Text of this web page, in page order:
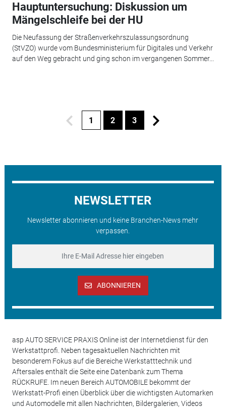
Hauptuntersuchung: Diskussion um
Mängelschleife bei der HU
Die Neufassung der Straßenverkehrszulassungsordnung
(StVZO) wurde vom Bundesministerium für Digitales und Verkehr
auf den Weg gebracht und ging schon im vergangenen Sommer...
1 2 3
NEWSLETTER
Newsletter abonnieren und keine Branchen-News mehr
verpassen.
ABONNIEREN
asp AUTO SERVICE PRAXIS Online ist der Internetdienst für den
Werkstattprofi. Neben tagesaktuellen Nachrichten mit
besonderem Fokus auf die Bereiche Werkstatttechnik und
Aftersales enthält die Seite eine Datenbank zum Thema
RÜCKRUFE. Im neuen Bereich AUTOMOBILE bekommt der
Werkstatt-Profi einen Überblick über die wichtigsten Automarken
und Automodelle mit allen Nachrichten, Bildergalerien, Videos